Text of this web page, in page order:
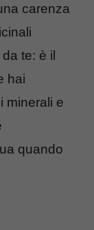
carenza
te: è il
hai
minerali e
quando